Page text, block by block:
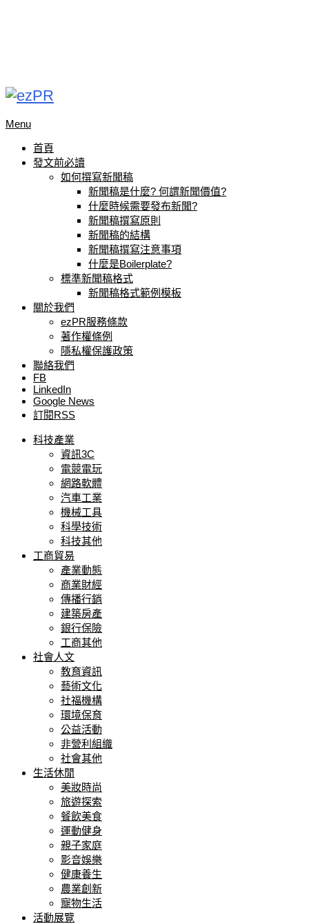
Menu
首頁
發文前必讀
如何撰寫新聞稿
新聞稿是什麼? 何謂新聞價值?
什麼時候需要發布新聞?
新聞稿撰寫原則
新聞稿的結構
新聞稿撰寫注意事項
什麼是Boilerplate?
標準新聞稿格式
新聞稿格式範例模板
關於我們
ezPR服務條款
著作權條例
隱私權保護政策
聯絡我們
FB
LinkedIn
Google News
訂閱RSS
科技產業
資訊3C
電競電玩
網路軟體
汽車工業
機械工具
科學技術
科技其他
工商貿易
產業動態
商業財經
傳播行銷
建築房產
銀行保險
工商其他
社會人文
教育資訊
藝術文化
社福機構
環境保育
公益活動
非營利組織
社會其他
生活休閒
美妝時尚
旅遊探索
餐飲美食
運動健身
親子家庭
影音娛樂
健康養生
農業創新
寵物生活
活動展覽